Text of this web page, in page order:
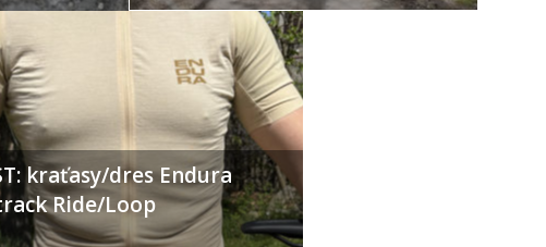
kraťasy/dres Endura
Ride/Loop